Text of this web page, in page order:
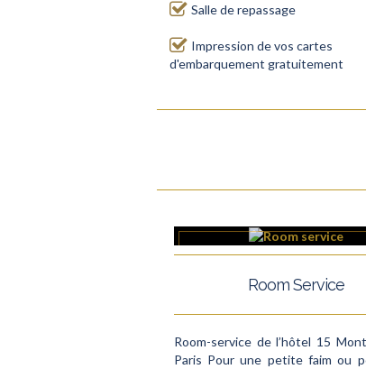
Salle de repassage
Impression de vos cartes
d'embarquement gratuitement
Room Service
Room-service de l’hôtel 15
Paris Pour une petite faim ou